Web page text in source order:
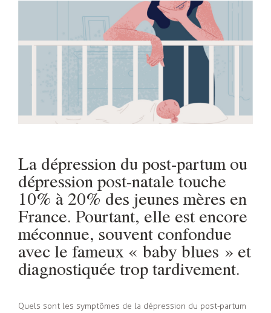
La dépression du post-partum ou
dépression post-natale touche
10% à 20% des jeunes mères en
France. Pourtant, elle est encore
méconnue, souvent confondue
avec le fameux « baby blues » et
diagnostiquée trop tardivement.
Quels sont les symptômes de la dépression du post-partum